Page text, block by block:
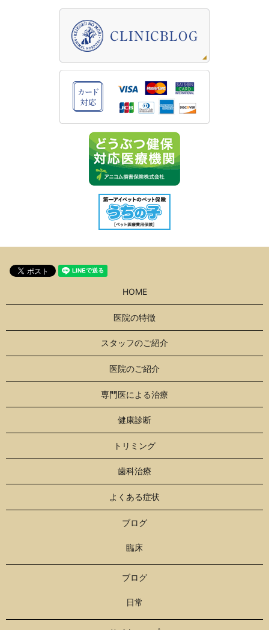
HOME
医院の特徴
スタッフのご紹介
医院のご紹介
専門医による治療
健康診断
トリミング
歯科治療
よくある症状
ブログ
臨床
ブログ
日常